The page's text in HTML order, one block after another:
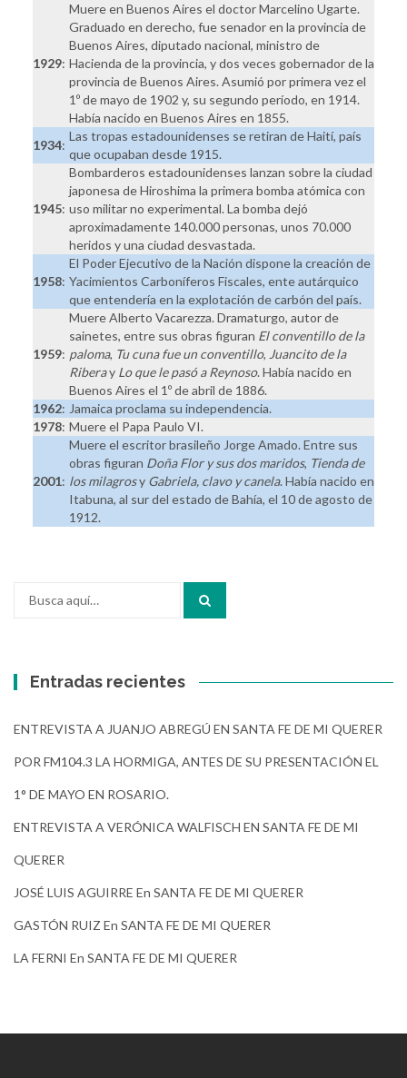
1929:
Muere en Buenos Aires el doctor Marcelino Ugarte.
Graduado en derecho, fue senador en la provincia de
Buenos Aires, diputado nacional, ministro de
Hacienda de la provincia, y dos veces gobernador de la
provincia de Buenos Aires. Asumió por primera vez el
1º de mayo de 1902 y, su segundo período, en 1914.
Había nacido en Buenos Aires en 1855.
1934:
Las tropas estadounidenses se retiran de Haití, país
que ocupaban desde 1915.
1945:
Bombarderos estadounidenses lanzan sobre la ciudad
japonesa de Hiroshima la primera bomba atómica con
uso militar no experimental. La bomba dejó
aproximadamente 140.000 personas, unos 70.000
heridos y una ciudad desvastada.
1958:
El Poder Ejecutivo de la Nación dispone la creación de
Yacimientos Carboníferos Fiscales, ente autárquico
que entendería en la explotación de carbón del país.
1959:
Muere Alberto Vacarezza. Dramaturgo, autor de
sainetes, entre sus obras figuran El conventillo de la
paloma, Tu cuna fue un conventillo, Juancito de la
Riberay Lo que le pasó a Reynoso. Había nacido en
Buenos Aires el 1º de abril de 1886.
1962: Jamaica proclama su independencia.
1978: Muere el Papa Paulo VI.
2001:
Muere el escritor brasileño Jorge Amado. Entre sus
obras figuran Doña Flor y sus dos maridos, Tienda de
los milagrosy Gabriela, clavo y canela. Había nacido en
Itabuna, al sur del estado de Bahía, el 10 de agosto de
1912.
Entradas recientes
ENTREVISTA A JUANJO ABREGÚ EN SANTA FE DE MI QUERER
POR FM104.3 LA HORMIGA, ANTES DE SU PRESENTACIÓN EL
1° DE MAYO EN ROSARIO.
ENTREVISTA A VERÓNICA WALFISCH EN SANTA FE DE MI
QUERER
JOSÉ LUIS AGUIRRE En SANTA FE DE MI QUERER
GASTÓN RUIZ En SANTA FE DE MI QUERER
LA FERNI En SANTA FE DE MI QUERER